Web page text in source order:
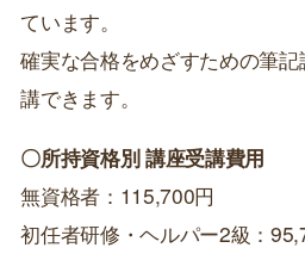
ています。
確実な合格をめざすための筆
講できます。
〇所持資格別 講座受講費用
無資格者：115,700円
初任者研修・ヘルパー2級：